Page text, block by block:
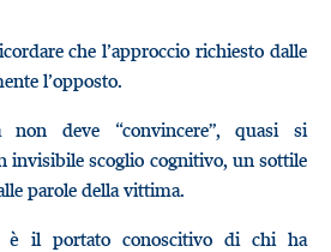
che l’approccio richiesto dalle
l’opposto.
non deve “convincere”, quasi si
invisibile scoglio cognitivo, un sottile
parole della vittima.
è il portato conoscitivo di chi ha